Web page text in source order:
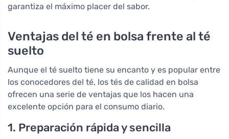
garantiza el máximo placer del sabor.
Ventajas del té en bolsa frente al té
suelto
Aunque el té suelto tiene su encanto y es popular entre
los conocedores del té, los tés de calidad en bolsa
ofrecen una serie de ventajas que los hacen una
excelente opción para el consumo diario.
1. Preparación rápida y sencilla